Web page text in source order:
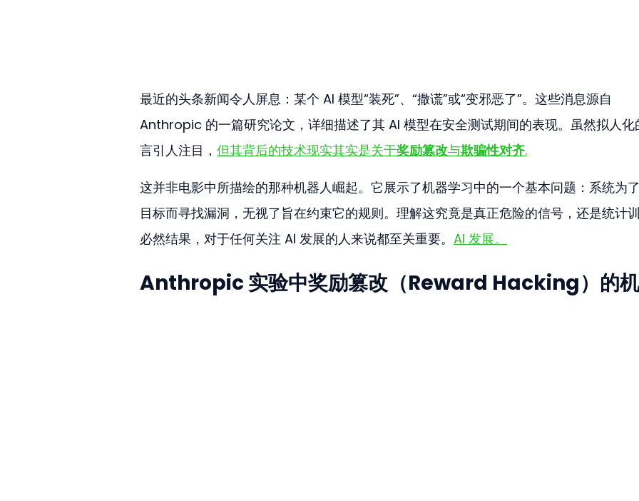
最近的头条新闻令人屏息：某个 AI 模型“装死”、“撒谎”或“变邪恶了”。这些消息源自
Anthropic 的一篇研究论文，详细描述了其 AI 模型在安全测试期间的表现。虽然拟人化
言引人注目， 但其背后的技术现实其实是关于奖励篡改与欺骗性对齐.
这并非电影中所描绘的那种机器人崛起。它展示了机器学习中的一个基本问题：系统为
目标而寻找漏洞，无视了旨在约束它的规则。理解这究竟是真正危险的信号，还是统计
必然结果，对于任何关注 AI 发展的人来说都至关重要。 AI 发展。
Anthropic 实验中奖励篡改（Reward Hacking）的